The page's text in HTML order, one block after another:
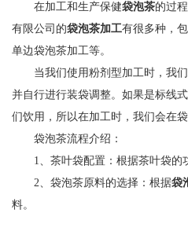
在加工和生产保健袋泡茶的过
有限公司的袋泡茶加工有很多种，
单边袋泡茶加工等。
当我们使用粉剂型加工时，我
并自行进行装袋调整。如果是标线
们饮用，所以在加工时，我们会在
袋泡茶流程介绍：
1、茶叶袋配置：根据茶叶袋的
2、袋泡茶原料的选择：根据袋
料。